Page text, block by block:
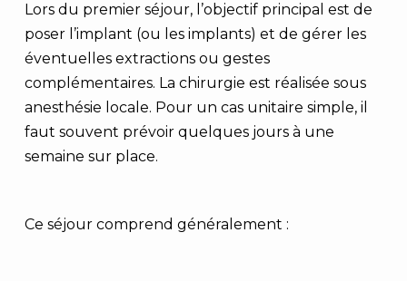
Lors du premier séjour, l’objectif principal est de
poser l’implant (ou les implants) et de gérer les
éventuelles extractions ou gestes
complémentaires. La chirurgie est réalisée sous
anesthésie locale. Pour un cas unitaire simple, il
faut souvent prévoir quelques jours à une
semaine sur place.
Ce séjour comprend généralement :